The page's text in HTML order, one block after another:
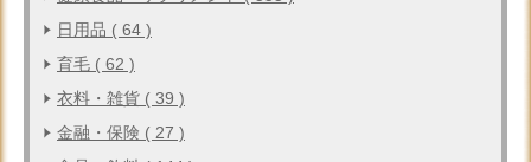
日用品 ( 64 )
育毛 ( 62 )
衣料・雑貨 ( 39 )
金融・保険 ( 27 )